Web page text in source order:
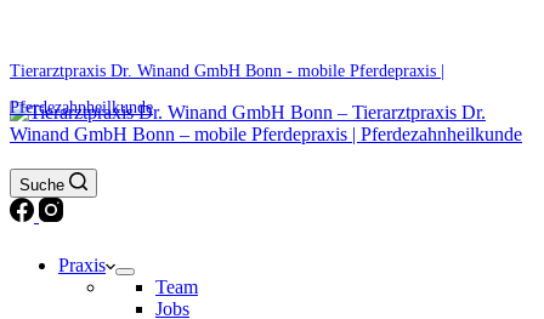
Tierarztpraxis Dr. Winand GmbH Bonn - mobile Pferdepraxis |
Pferdezahnheilkunde
Suche
Praxis
Team
Jobs